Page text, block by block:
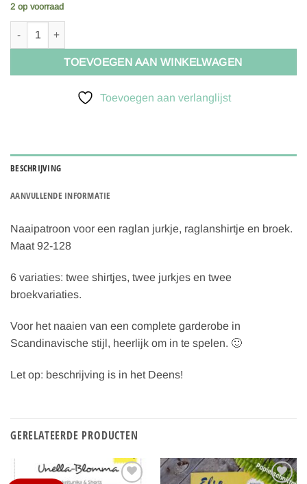
2 op voorraad
TOEVOEGEN AAN WINKELWAGEN
Toevoegen aan verlanglijst
BESCHRIJVING
AANVULLENDE INFORMATIE
Naaipatroon voor een raglan jurkje, raglanshirtje en broek.
Maat 92-128
6 variaties: twee shirtjes, twee jurkjes en twee
broekvariaties.
Voor het naaien van een complete garderobe in
Scandinavische stijl, heerlijk om in te spelen. 🙂
Let op: beschrijving is in het Deens!
GERELATEERDE PRODUCTEN